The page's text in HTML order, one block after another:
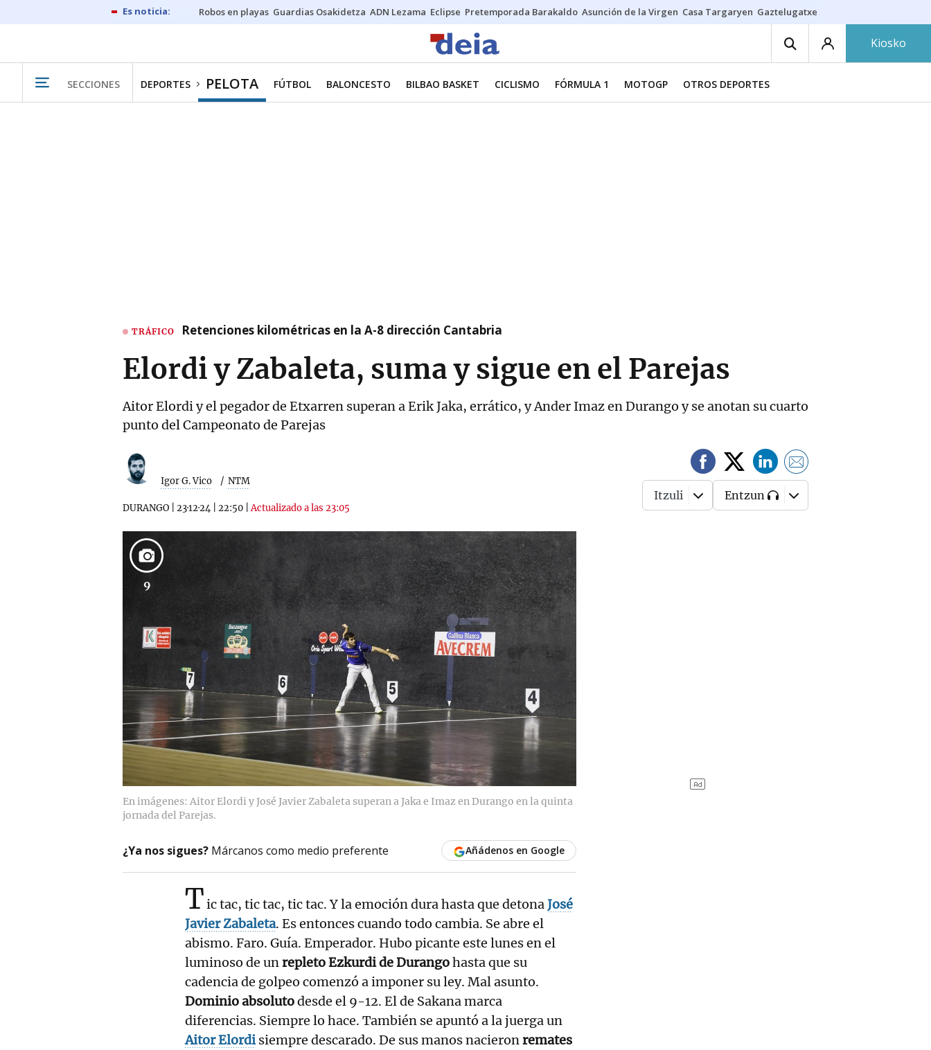
Robos en playas Guardias Osakidetza ADN Lezama Eclipse Pretemporada Barakaldo Asunción de la Virgen Casa Targaryen Gaztelugatxe
Kiosko
SECCIONES DEPORTES PELOTA FÚTBOL BALONCESTO BILBAO BASKET CICLISMO FÓRMULA 1 MOTOGP OTROS DEPORTES
TRÁFICO Retenciones kilométricas en la A-8 dirección Cantabria
Elordi y Zabaleta, suma y sigue en el Parejas
Aitor Elordi y el pegador de Etxarren superan a Erik Jaka, errático, y Ander Imaz en Durango y se anotan su cuarto
punto del Campeonato de Parejas
Igor G. Vico NTM
DURANGO 23·12·24 22:50 |Actualizado a las 23:05
Itzuli Entzun
9
En imágenes: Aitor Elordi y José Javier Zabaleta superan a Jaka e Imaz en Durango en la quinta
jornada del Parejas.
¿Ya nos sigues? Márcanos como medio preferente Añádenos en Google
Tic tac, tic tac, tic tac. Y la emoción dura hasta que detonaJosé
Javier Zabaleta. Es entonces cuando todo cambia. Se abre el
abismo. Faro. Guía. Emperador. Hubo picante este lunes en el
luminoso de unrepleto Ezkurdi de Durangohasta que su
cadencia de golpeo comenzó a imponer su ley. Mal asunto.
Dominio absolutodesde el 9-12. El de Sakana marca
diferencias. Siempre lo hace. También se apuntó a la juerga un
Aitor Elordisiempre descarado. De sus manos nacieronremates